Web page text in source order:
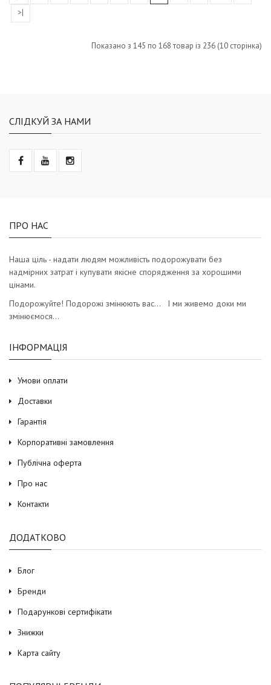
>|
Показано з 145 по 168 товар із 236 (10 сторінка)
СЛІДКУЙ ЗА НАМИ
ПРО НАС
Наша ціль - надати людям можливість подорожувати без
надмірних затрат і купувати якісне спорядження за хорошими
цінами.
Подорожуйте! Подорожі змінюють вас… І ми живемо доки ми
змінюємося…
ІНФОРМАЦІЯ
Умови оплати
Доставки
Гарантія
Корпоративні замовлення
Публічна оферта
Про нас
Контакти
ДОДАТКОВО
Блог
Бренди
Подарункові сертифікати
Знижки
Карта сайту